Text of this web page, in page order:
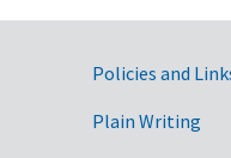
ambiente
ciencias
ecología
Policies and
Plain Writing